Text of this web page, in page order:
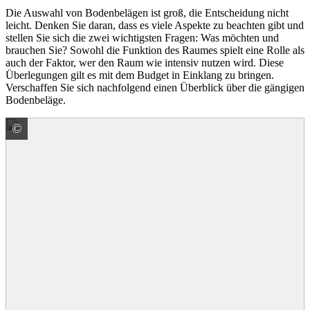
Die Auswahl von Bodenbelägen ist groß, die Entscheidung nicht
leicht. Denken Sie daran, dass es viele Aspekte zu beachten gibt und
stellen Sie sich die zwei wichtigsten Fragen: Was möchten und
brauchen Sie? Sowohl die Funktion des Raumes spielt eine Rolle als
auch der Faktor, wer den Raum wie intensiv nutzen wird. Diese
Überlegungen gilt es mit dem Budget in Einklang zu bringen.
Verschaffen Sie sich nachfolgend einen Überblick über die gängigen
Bodenbeläge.
©